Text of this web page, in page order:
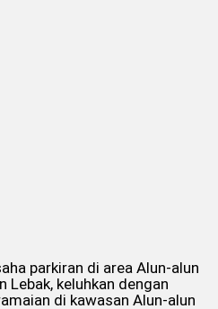
parkiran di area Alun-alun
Lebak, keluhkan dengan
di kawasan Alun-alun